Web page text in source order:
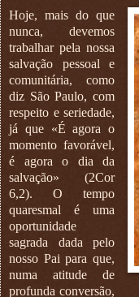
Hoje, mais do que
nunca, devemos
trabalhar pela nossa
salvação pessoal e
comunitária, como
diz São Paulo, com
respeito e seriedade,
já que «É agora o
momento favorável,
é agora o dia da
salvação» (2Cor
6,2). O tempo
quaresmal é uma
oportunidade
sagrada dada pelo
nosso Pai para que,
numa atitude de
profunda conversão,